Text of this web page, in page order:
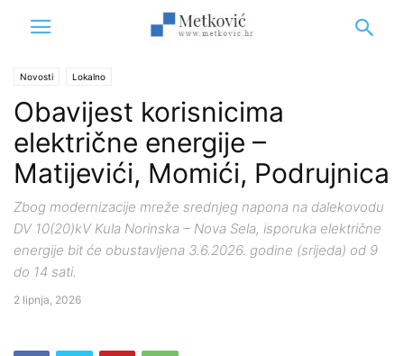
Novosti Lokalno
Obavijest korisnicima
električne energije –
Matijevići, Momići, Podrujnica
Zbog modernizacije mreže srednjeg napona na dalekovodu
DV 10(20)kV Kula Norinska – Nova Sela, isporuka električne
energije bit će obustavljena 3.6.2026. godine (srijeda) od 9
do 14 sati.
2 lipnja, 2026